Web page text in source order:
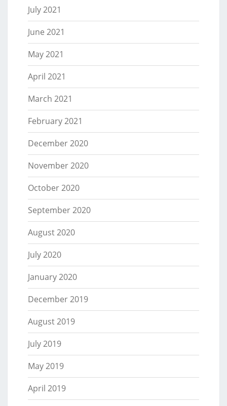
July 2021
June 2021
May 2021
April 2021
March 2021
February 2021
December 2020
November 2020
October 2020
September 2020
August 2020
July 2020
January 2020
December 2019
August 2019
July 2019
May 2019
April 2019